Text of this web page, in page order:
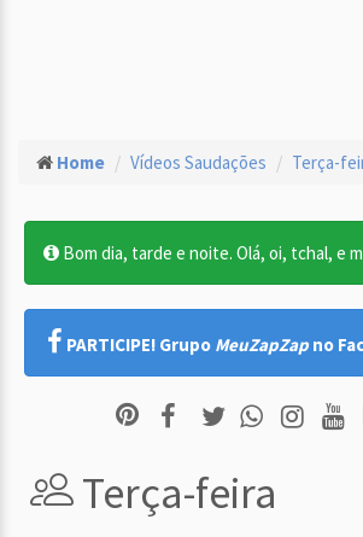
Home Vídeos Saudações Terça-
Bom dia, tarde e noite. Olá, oi, tchal, e
PARTICIPE! Grupo MeuZapZap no
Terça-feira